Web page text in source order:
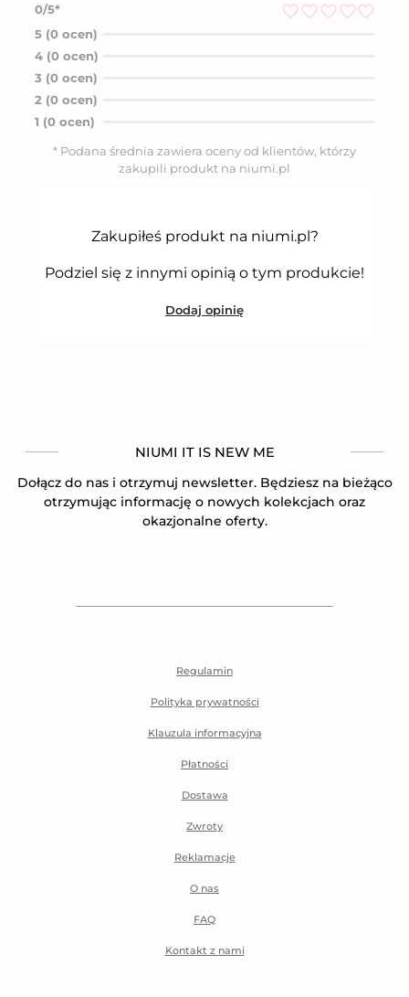
0/5*
5
n
5 (0 ocen)
4 (0 ocen)
3 (0 ocen)
2 (0 ocen)
1 (0 ocen)
* Podana średnia zawiera oceny od klientów, którzy
zakupili produkt na niumi.pl
Zakupiłeś produkt na niumi.pl?
Podziel się z innymi opinią o tym produkcie!
Dodaj opinię
NIUMI IT IS NEW ME
Dołącz do nas i otrzymuj newsletter. Będziesz na bieżąco
otrzymując informację o nowych kolekcjach oraz
okazjonalne oferty.
Regulamin
Polityka prywatności
Klauzula informacyjna
Płatności
Dostawa
Zwroty
Reklamacje
O nas
FAQ
Kontakt z nami